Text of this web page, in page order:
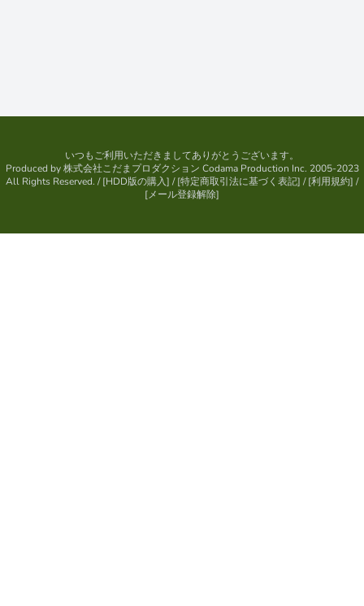
いつもご利用いただきましてありがとうございます。
Produced by株式会社こだまプロダクション Codama Production Inc. 2005-2023
All Rights Reserved. / [HDD版の購入] / [特定商取引法に基づく表記] / [利用規約] /
[メール登録解除]